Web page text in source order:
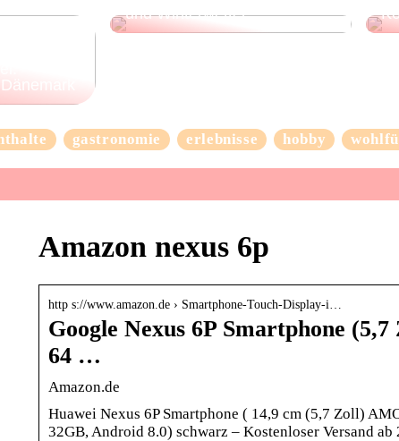
und Winterwetter
gastronomie erlebnisse hobby
Amazon nexus 6p
http s://www.amazon.de › Smartphone-Touch-Display-i…
Google Nexus 6P Smartphone
64 …
Amazon.de
Huawei Nexus 6P Smartphone ( 14,9 cm (5,7 Zoll)
32GB, Android 8.0) schwarz – Kostenloser Versand